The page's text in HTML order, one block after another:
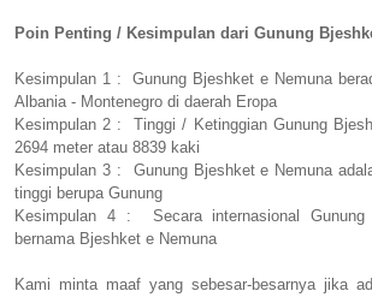
Poin Penting / Kesimpulan dari Gunung
Kesimpulan 1 : Gunung Bjeshket e Nemuna
Albania - Montenegro di daerah Eropa
Kesimpulan 2 : Tinggi / Ketinggian Gunung
2694 meter atau 8839 kaki
Kesimpulan 3 : Gunung Bjeshket e Nemuna
tinggi berupa Gunung
Kesimpulan 4 : Secara internasional
bernama Bjeshket e Nemuna
Kami minta maaf yang sebesar-besarnya jika